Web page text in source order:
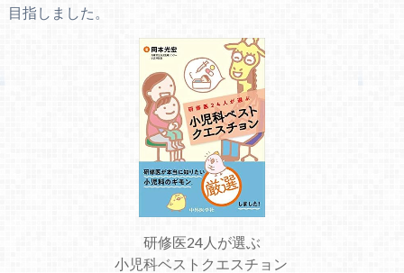
目指しました。
研修医24人が選ぶ
小児科ベストクエスチョン